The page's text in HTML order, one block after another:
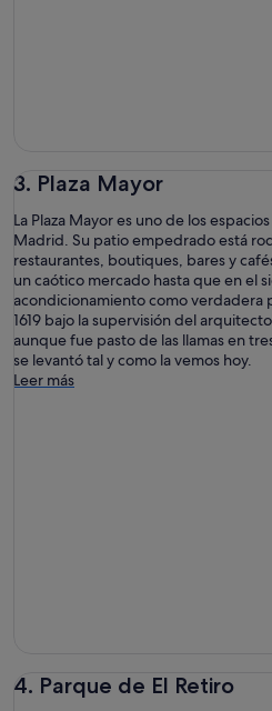
3. Plaza Mayor
La Plaza Mayor es uno de los
Madrid. Su patio empedrado está
restaurantes, boutiques, bares y
un caótico mercado hasta que en el
acondicionamiento como verdadera
1619 bajo la supervisión del
aunque fue pasto de las llamas en
se levantó tal y como la vemos hoy.
Leer más
4. Parque de El Retiro